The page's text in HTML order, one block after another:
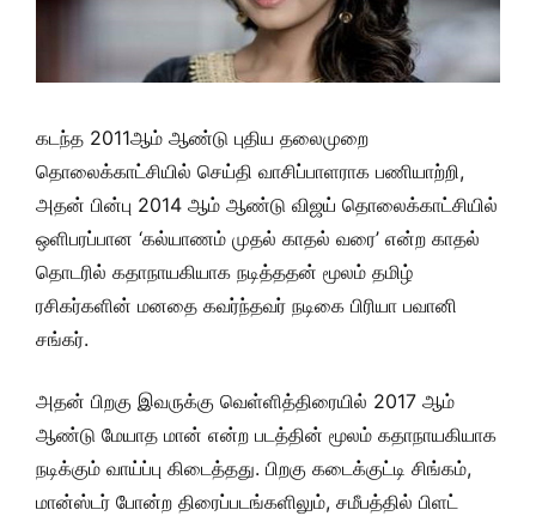
கடந்த 2011ஆம் ஆண்டு புதிய தலைமுறை
தொலைக்காட்சியில் செய்தி வாசிப்பாளராக பணியாற்றி,
அதன் பின்பு 2014 ஆம் ஆண்டு விஜய் தொலைக்காட்சியில்
ஒளிபரப்பான ‘கல்யாணம் முதல் காதல் வரை’ என்ற காதல்
தொடரில் கதாநாயகியாக நடித்ததன் மூலம் தமிழ்
ரசிகர்களின் மனதை கவர்ந்தவர் நடிகை பிரியா பவானி
சங்கர்.
அதன் பிறகு இவருக்கு வெள்ளித்திரையில் 2017 ஆம்
ஆண்டு மேயாத மான் என்ற படத்தின் மூலம் கதாநாயகியாக
நடிக்கும் வாய்ப்பு கிடைத்தது. பிறகு கடைக்குட்டி சிங்கம்,
மான்ஸ்டர் போன்ற திரைப்படங்களிலும், சமீபத்தில் பிளட்